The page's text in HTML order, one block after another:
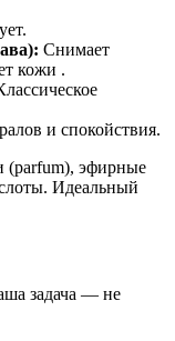
Снимает
кожи .
и спокойствия.
эфирные
Идеальный
задача — не